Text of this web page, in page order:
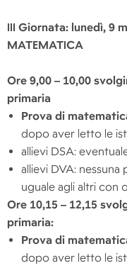
III Giornata: lunedì, 9
MATEMATICA
Ore 9,00 – 10,00
primaria
Prova di
dopo aver letto le
allievi DSA:
allievi DVA:
uguale agli altri con
Ore 10,15 – 12,15
primaria:
Prova di
dopo aver letto le